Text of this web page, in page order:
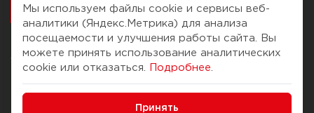
О компании
История Компании
Помощь
Доставка и оплата
Способы оплаты
Мы используем файлы cookie и сервисы веб-
аналитики (Яндекс.Метрика) для анализа
посещаемости и улучшения работы сайта. Вы
можете принять использование аналитических
cookie или отказаться.
Подробнее
Принять